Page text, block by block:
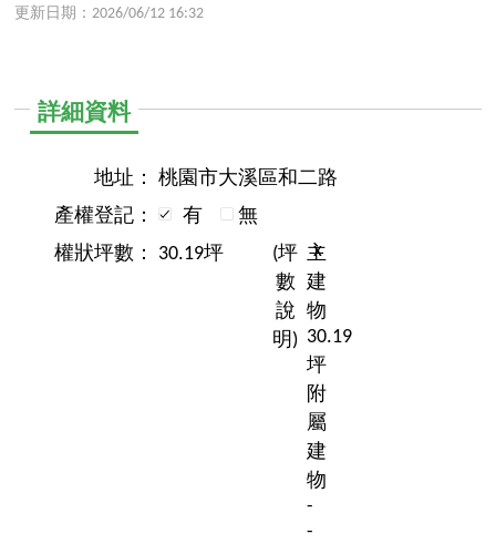
更新日期：2026/06/12 16:32
詳細資料
地址：
桃園市大溪區和二路
產權登記：
有
無
權狀坪數：
30.19坪
(坪
數
說
明)
主
建
物
30.19
坪
附
屬
建
物
-
-
x